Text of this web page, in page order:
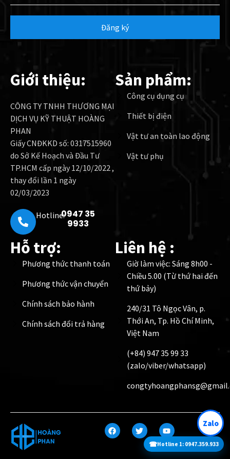
Đăng ký
Giới thiệu:
CÔNG TY TNHH THƯƠNG MẠI
DỊCH VỤ KỸ THUẬT HOÀNG
PHAN
Giấy CNĐKKD số: 0317515960
do Sở Kế Hoạch và Đầu Tư
TP.HCM cấp ngày 12/10/2022 ,
thay đổi lần 1 ngày
02/03/2023
Hotline:0947 35
9933
Sản phẩm:
Công cụ dụng cụ
Thiết bị điện
Vật tư an toàn lao động
Vật tư phụ
Hỗ trợ:
Phương thức thanh toán
Phương thức vận chuyển
Chính sách bảo hành
Chính sách đổi trả hàng
Liên hệ :
Giờ làm việc: Sáng 8h00 -
Chiều 5.00 (Từ thứ hai đến
thứ bảy)
240/31 Tô Ngọc Vân, p.
Thới An, Tp. Hồ Chí Minh,
Việt Nam
(+84) 947 35 99 33
(zalo/viber/whatsapp)
Zalo
☎Hotline 1: 0947.359.933